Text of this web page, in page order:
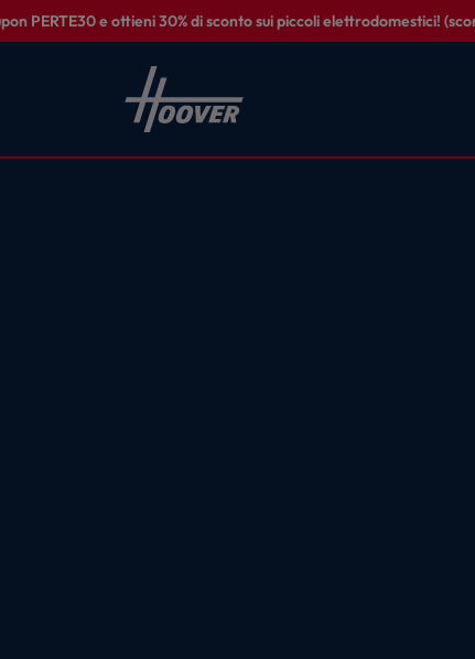
PERTE30 e ottieni 30% di sconto sui piccoli elettrodomestici!